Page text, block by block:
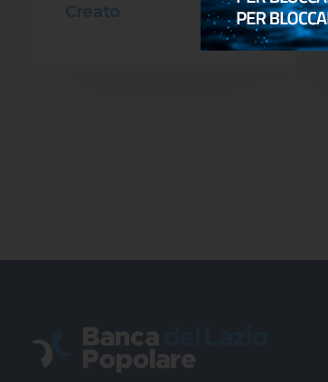
Creato